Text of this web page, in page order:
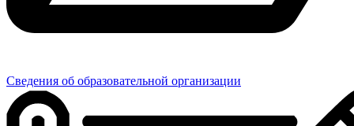
Сведения об образовательной организации